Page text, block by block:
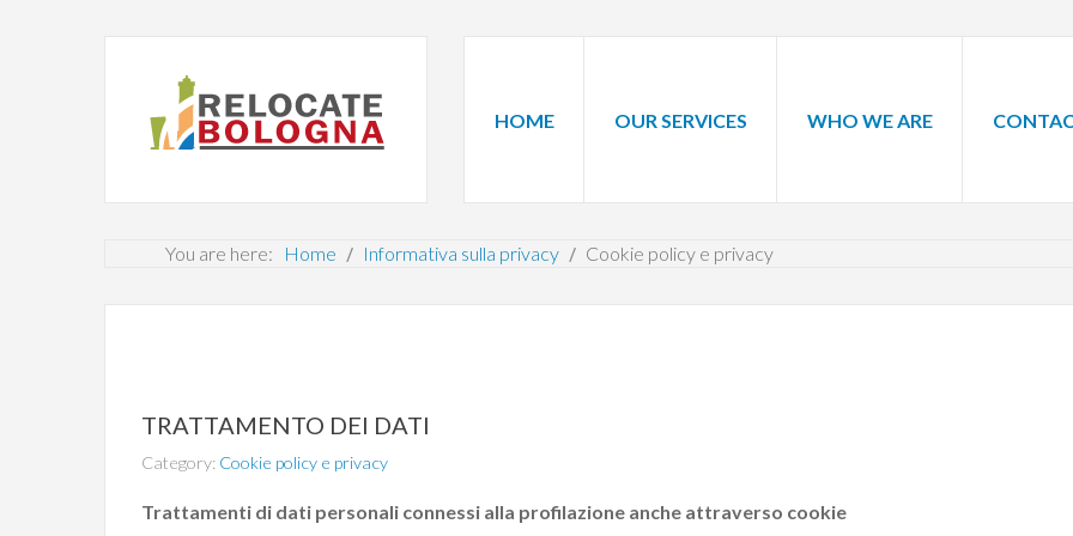
HOME OUR SERVICES WHO WE ARE
You are here: Home Informativa sulla privacy Cookie policy e privacy
TRATTAMENTO DEI DATI
Category: Cookie policy e privacy
Trattamenti di dati personali connessi alla profilazione anche attraverso cookie